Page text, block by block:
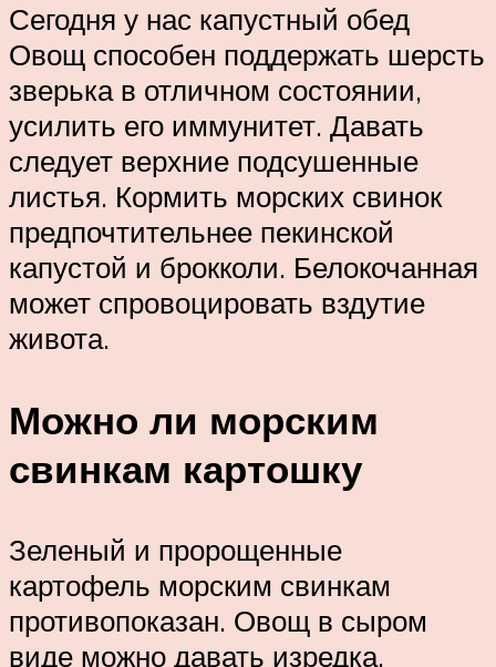
Сегодня у нас капустный обед
Овощ способен поддержать шерсть
зверька в отличном состоянии,
усилить его иммунитет. Давать
следует верхние подсушенные
листья. Кормить морских свинок
предпочтительнее пекинской
капустой и брокколи. Белокочанная
может спровоцировать вздутие
живота.
Можно ли морским
свинкам картошку
Зеленый и пророщенные
картофель морским свинкам
противопоказан. Овощ в сыром
виде можно давать изредка,